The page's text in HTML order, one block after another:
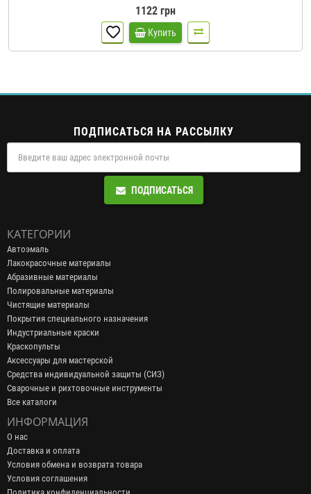
1122 грн
Купить
ПОДПИСАТЬСЯ НА РАССЫЛКУ
ПОДПИСАТЬСЯ
КАТЕГОРИИ
Автоэмаль
Лакокрасочные материалы
Абразивные материалы
Полировальные материалы
Чистящие материалы
Покрытия специального назначения
Индустриальные краски
Краскопульты
Аксессуары для мастерской
Средства индивидуальной защиты (СИЗ)
Сварочные и рихтовочные инструменты
Все каталоги
ИНФОРМАЦИЯ
О нас
Доставка и оплата
Условия обмена и возврата товара
Условия соглашения